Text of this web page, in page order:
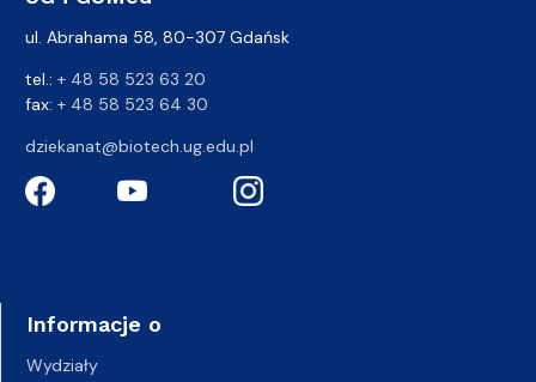
ul. Abrahama 58, 80-307 Gdańsk
tel.: + 48 58 523 63 20
fax: + 48 58 523 64 30
dziekanat@biotech.ug.edu.pl
Informacje o
Wydziały